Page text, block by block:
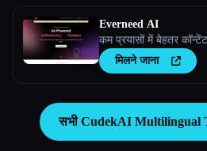
Everneed AI
कम प्रयासों में बेहतर
मिलने जाना
सभी CudekAI Multilingual